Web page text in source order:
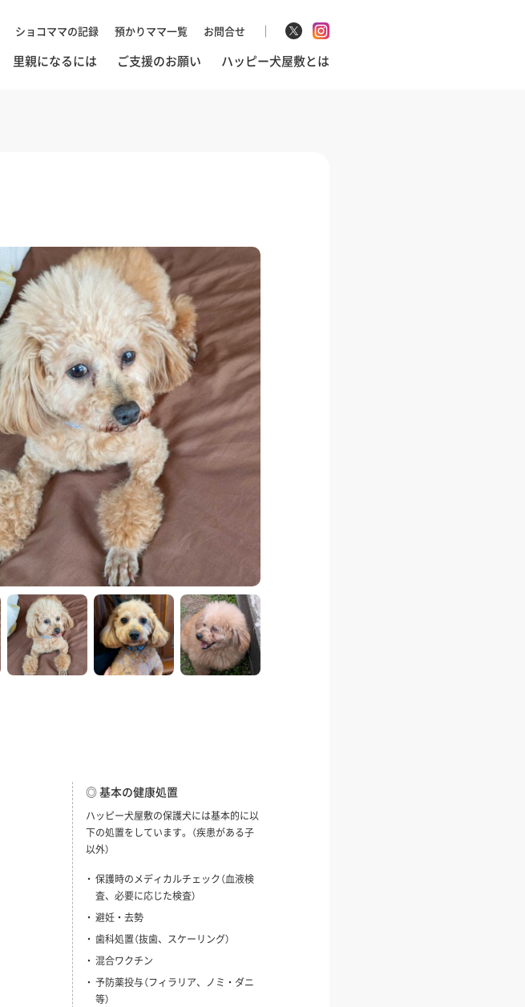
ショコママの記録 預かりママ一覧 お問合せ
里親になるには ご支援のお願い ハッピー犬屋敷とは
◎ 基本の健康処置
ハッピー犬屋敷の保護犬には基本的に以
下の処置をしています。（疾患がある子
以外）
保護時のメディカルチェック（血液検
査、必要に応じた検査）
避妊・去勢
歯科処置（抜歯、スケーリング）
混合ワクチン
予防薬投与（フィラリア、ノミ・ダニ
等）